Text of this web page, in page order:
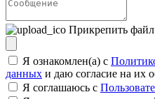
Прикрепить файл
Я ознакомлен(а) с
данных и даю согласие на их
Я соглашаюсь c